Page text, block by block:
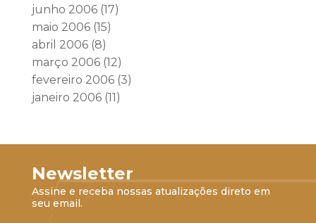
junho 2006(17)
maio 2006(15)
abril 2006(8)
março 2006(12)
fevereiro 2006(3)
janeiro 2006(11)
Newsletter
Assine e receba nossas atualizações direto em
seu email.